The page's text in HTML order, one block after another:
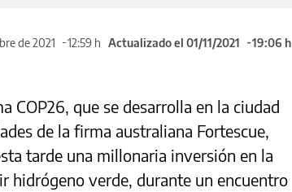
de 2021 12:59 h Actualizado el 01/11/2021
19:06 h
COP26, que se desarrolla en la ciudad
de la firma australiana Fortescue,
tarde una millonaria inversión en la
hidrógeno verde, durante un encuentro